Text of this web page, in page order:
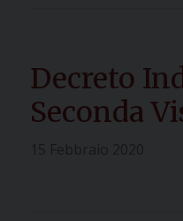
Decreto
Seconda